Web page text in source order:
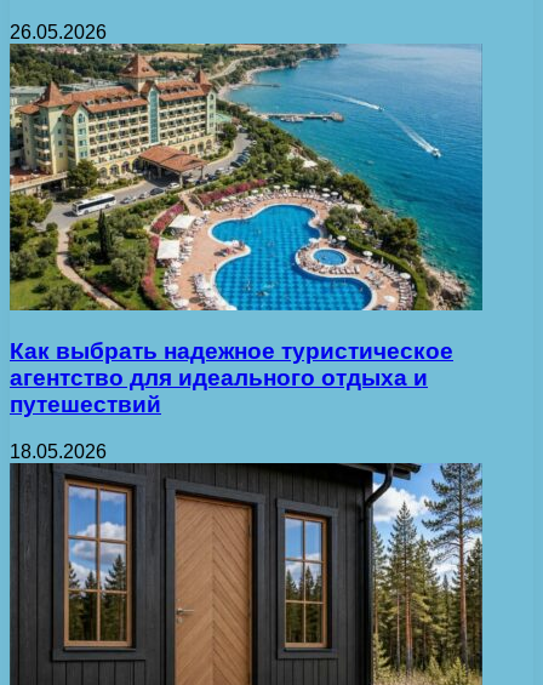
26.05.2026
Как выбрать надежное туристическое
агентство для идеального отдыха и
путешествий
18.05.2026